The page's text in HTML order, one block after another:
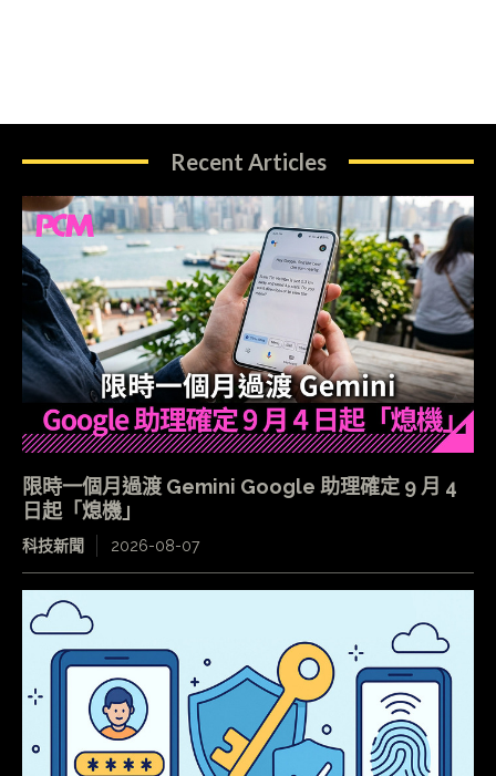
Recent Articles
限時一個月過渡 Gemini Google 助理確定 9 月 4
日起「熄機」
科技新聞 2026-08-07